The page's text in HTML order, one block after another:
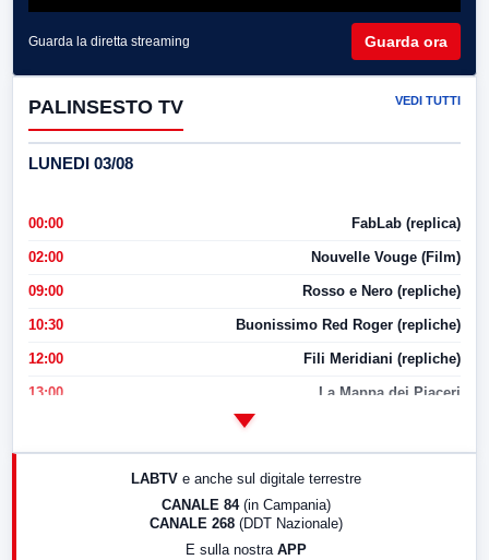
Guarda la diretta streaming Guarda ora
PALINSESTO TV VEDI TUTTI
LUNEDI 03/08
00:00 FabLab (replica)
02:00 Nouvelle Vouge (Film)
09:00 Rosso e Nero (repliche)
10:30 Buonissimo Red Roger (repliche)
12:00 Fili Meridiani (repliche)
13:00 La Mappa dei Piaceri
LABTV e anche sul digitale terrestre
CANALE 84 (in Campania)
CANALE 268 (DDT Nazionale)
E sulla nostra APP